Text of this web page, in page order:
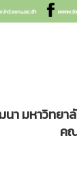
า มหาวิทยา
ค